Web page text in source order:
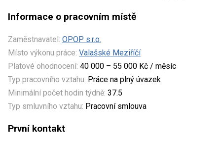
Informace o pracovním místě
Zaměstnavatel: OPOP s.r.o.
Místo výkonu práce: Valašské Meziříčí
Platové ohodnocení: 40 000 – 55 000 Kč / měsíc
Typ pracovního vztahu: Práce na plný úvazek
Minimální počet hodin týdně: 37.5
Typ smluvního vztahu: Pracovní smlouva
První kontakt